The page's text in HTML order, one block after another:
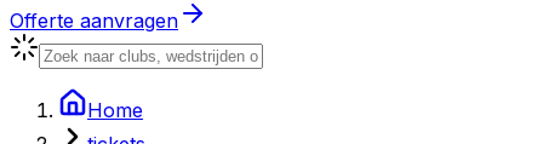
Offerte aanvragen
Home